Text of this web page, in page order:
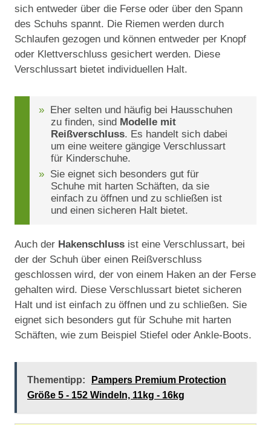
sich entweder über die Ferse oder über den Spann
des Schuhs spannt. Die Riemen werden durch
Schlaufen gezogen und können entweder per Knopf
oder Klettverschluss gesichert werden. Diese
Verschlussart bietet individuellen Halt.
Eher selten und häufig bei Hausschuhen
zu finden, sind Modelle mit
Reißverschluss. Es handelt sich dabei
um eine weitere gängige Verschlussart
für Kinderschuhe.
Sie eignet sich besonders gut für
Schuhe mit harten Schäften, da sie
einfach zu öffnen und zu schließen ist
und einen sicheren Halt bietet.
Auch der Hakenschluss ist eine Verschlussart, bei
der der Schuh über einen Reißverschluss
geschlossen wird, der von einem Haken an der Ferse
gehalten wird. Diese Verschlussart bietet sicheren
Halt und ist einfach zu öffnen und zu schließen. Sie
eignet sich besonders gut für Schuhe mit harten
Schäften, wie zum Beispiel Stiefel oder Ankle-Boots.
Thementipp:
Pampers Premium Protection
Größe 5 - 152 Windeln, 11kg - 16kg